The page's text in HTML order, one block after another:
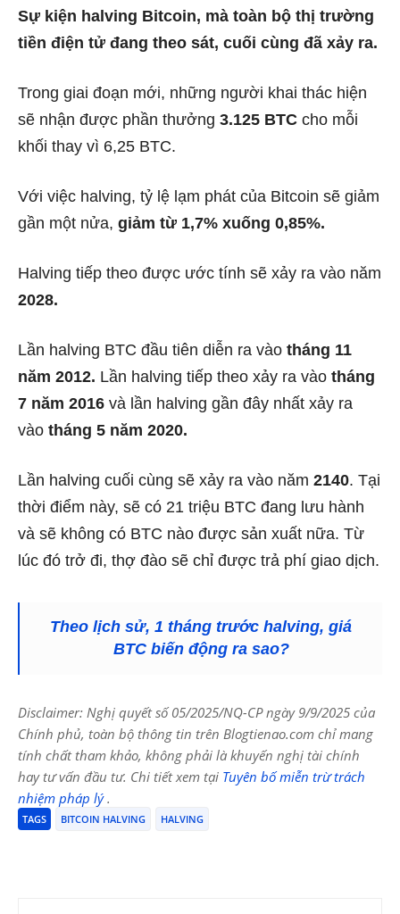
Sự kiện halving Bitcoin, mà toàn bộ thị trường
tiền điện tử đang theo sát, cuối cùng đã xảy ra.
Trong giai đoạn mới, những người khai thác hiện
sẽ nhận được phần thưởng 3.125 BTC cho mỗi
khối thay vì 6,25 BTC.
Với việc halving, tỷ lệ lạm phát của Bitcoin sẽ giảm
gần một nửa, giảm từ 1,7% xuống 0,85%.
Halving tiếp theo được ước tính sẽ xảy ra vào năm
2028.
Lần halving BTC đầu tiên diễn ra vào tháng 11
năm 2012. Lần halving tiếp theo xảy ra vào tháng
7 năm 2016 và lần halving gần đây nhất xảy ra
vào tháng 5 năm 2020.
Lần halving cuối cùng sẽ xảy ra vào năm 2140. Tại
thời điểm này, sẽ có 21 triệu BTC đang lưu hành
và sẽ không có BTC nào được sản xuất nữa. Từ
lúc đó trở đi, thợ đào sẽ chỉ được trả phí giao dịch.
Theo lịch sử, 1 tháng trước halving, giá
BTC biến động ra sao?
Disclaimer: Nghị quyết số 05/2025/NQ-CP ngày 9/9/2025 của
Chính phủ, toàn bộ thông tin trên Blogtienao.com chỉ mang
tính chất tham khảo, không phải là khuyến nghị tài chính
hay tư vấn đầu tư. Chi tiết xem tại Tuyên bố miễn trừ trách
nhiệm pháp lý.
TAGS BITCOIN HALVING HALVING